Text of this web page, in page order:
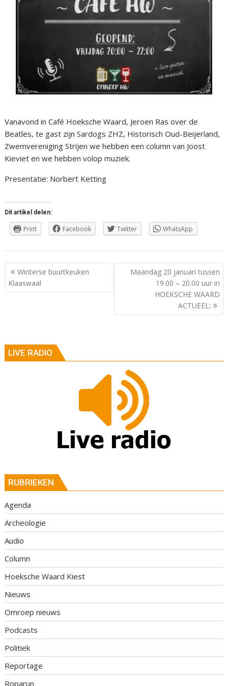
Vanavond in Café Hoeksche Waard, Jeroen Ras over de
Beatles, te gast zijn Sardogs ZHZ, Historisch Oud-Beijerland,
Zwemvereniging Strijen we hebben een column van Joost
Kieviet en we hebben volop muziek.
Presentatie: Norbert Ketting
Dit artikel delen:
Print Facebook Twitter WhatsApp
Berichtnavigatie
Winterse buurtkeuken
Klaaswaal
Maandag 20 januari tussen
19.00 – 20.00 uur in
HOEKSCHE WAARD
ACTUEEL:
LIVE RADIO
RUBRIEKEN
Agenda
Archeologie
Audio
Column
Hoeksche Waard Kiest
Nieuws
Omroep nieuws
Podcasts
Politiek
Reportage
Roparun